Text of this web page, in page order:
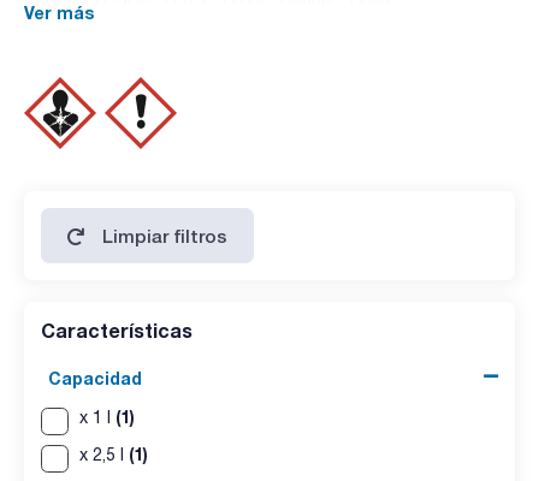
- Frases P-GHS: P261 - P280 - P305+P351+P338 - P321 -
ESPECIFICACIONES
contenido (G.C.): min. 99,5 %
identidad (IR-spectrum): pasa test
color (Hazen): max. 50
agua (K.F.): max. 0,05 %
Ver más
Limpiar filtros
Características
Capacidad
x 1 l (1)
x 2,5 l (1)